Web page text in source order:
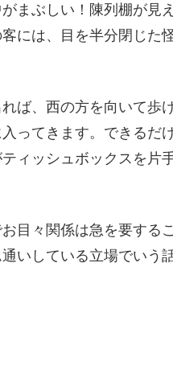
まぶしい！陳列棚が見
客には、目を半分閉じた
れば、西の方を向いて歩
ってきます。できるだ
ィッシュボックスを片
目々関係は急を要する
いしている立場でいう